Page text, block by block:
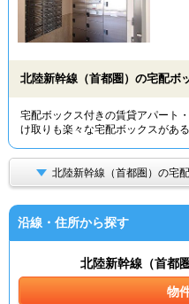
北陸新幹線（首都圏）の宅配ボ
宅配ボックス付きの賃貸アパート
け取りも楽々な宅配ボックスがあ
北陸新幹線（首都圏）の宅
沿線・住所から探す
北陸新幹線（首都
物